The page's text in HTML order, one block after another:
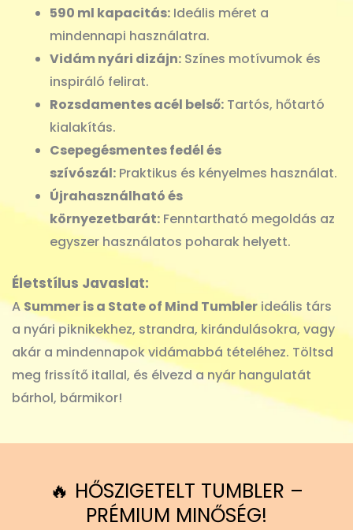
590 ml kapacitás: Ideális méret a
mindennapi használatra.
Vidám nyári dizájn: Színes motívumok és
inspiráló felirat.
Rozsdamentes acél belső: Tartós, hőtartó
kialakítás.
Csepegésmentes fedél és
szívószál: Praktikus és kényelmes használat.
Újrahasználható és
környezetbarát: Fenntartható megoldás az
egyszer használatos poharak helyett.
Életstílus Javaslat:
ASummer is a State of Mind Tumbler ideális társ
a nyári piknikekhez, strandra, kirándulásokra, vagy
akár a mindennapok vidámabbá tételéhez. Töltsd
meg frissítő itallal, és élvezd a nyár hangulatát
bárhol, bármikor!
🔥 HŐSZIGETELT TUMBLER –
PRÉMIUM MINŐSÉG!